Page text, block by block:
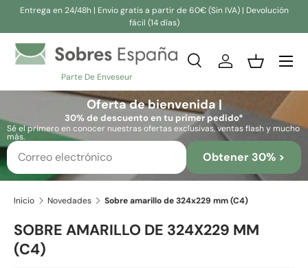
Entrega en 24/48h | Envio gratis a partir de 60€ (Sin IVA) | Devolución
fácil (14 días)
Parte De Enveseur
Buscar
Buscar
BuscarIniciar sesión
Cesta
Oferta de bienvenida |
30% de descuento en tu primer pedido*
Sé el primero en conocer nuestras ofertas exclusivas, ventas flash y mucho
más.
Obtener 30% >
Inicio Novedades Sobre amarillo de 324x229 mm (C4)
SOBRE AMARILLO DE 324X229 MM
(C4)